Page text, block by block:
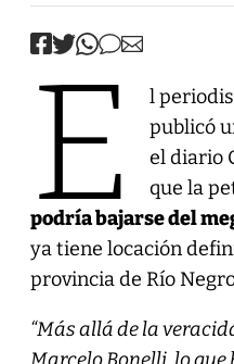
E
l
publicó
el diario
que la
podría bajarse del
ya tiene locación
provincia de Río
“Más allá de la
Marcelo Bonelli, lo que